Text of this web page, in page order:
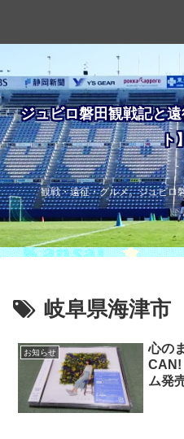
ジュビロ磐田観戦記と
ト
観戦・遠征・グルメ。ジュビロ
岐阜県海津市
お知らせ
心の
CAN!
ム発